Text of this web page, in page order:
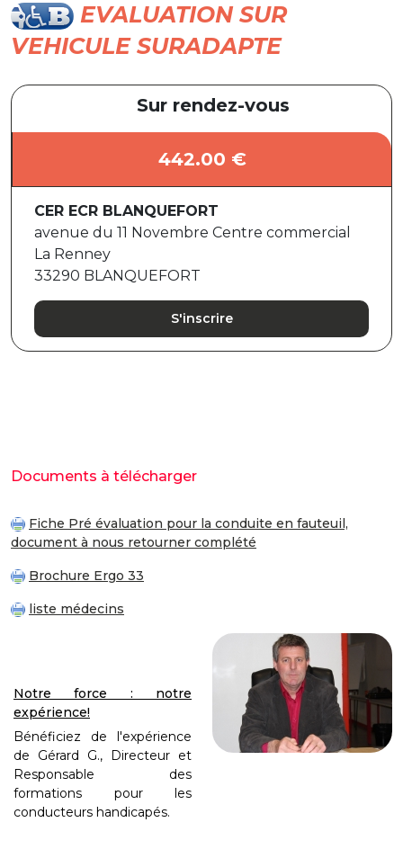
EVALUATION SUR
VEHICULE SURADAPTE
Sur rendez-vous
442.00 €
CER ECR BLANQUEFORT
avenue du 11 Novembre Centre commercial
La Renney
33290 BLANQUEFORT
S'inscrire
Documents à télécharger
Fiche Pré évaluation pour la conduite en fauteuil,
document à nous retourner complété
Brochure Ergo 33
liste médecins
Notre force : notre
expérience!
Bénéficiez de l'expérience
de Gérard G., Directeur et
Responsable des
formations pour les
conducteurs handicapés.